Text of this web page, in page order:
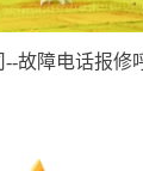
故障电话报修